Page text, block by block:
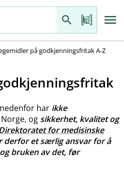
på godkjenningsfritak A-Z
har ikke
og sikkerhet, kvalitet og
for medisinske
derfor et særlig ansvar for å
bruken av det, før